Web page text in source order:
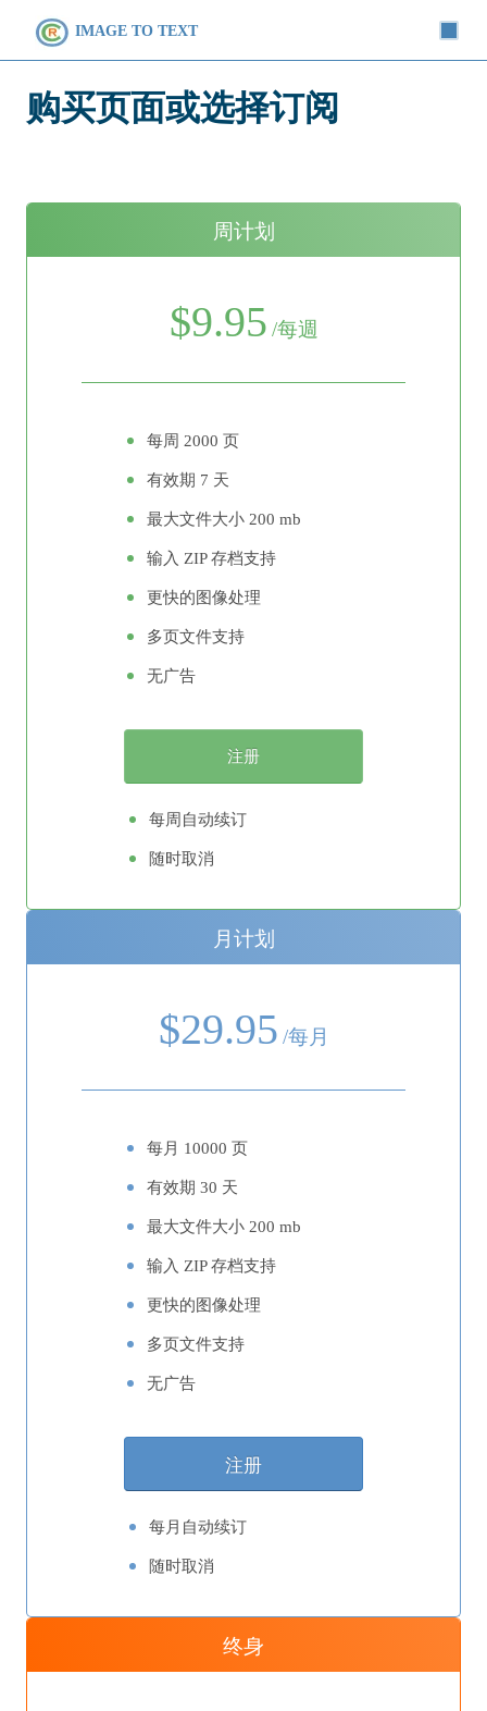
IMAGE TO TEXT
购买页面或选择订阅
周计划
$9.95 /每週
每周 2000 页
有效期 7 天
最大文件大小 200 mb
输入 ZIP 存档支持
更快的图像处理
多页文件支持
无广告
每周自动续订
随时取消
月计划
$29.95 /每月
每月 10000 页
有效期 30 天
最大文件大小 200 mb
输入 ZIP 存档支持
更快的图像处理
多页文件支持
无广告
每月自动续订
随时取消
终身